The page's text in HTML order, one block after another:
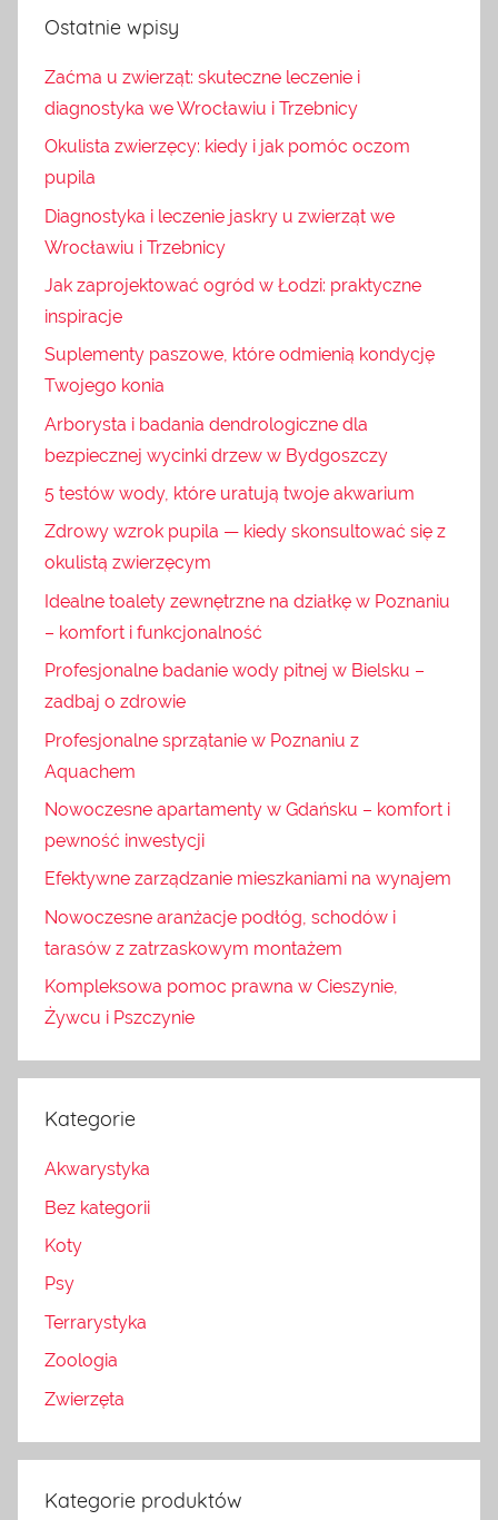
Ostatnie wpisy
Zaćma u zwierząt: skuteczne leczenie i
diagnostyka we Wrocławiu i Trzebnicy
Okulista zwierzęcy: kiedy i jak pomóc oczom
pupila
Diagnostyka i leczenie jaskry u zwierząt we
Wrocławiu i Trzebnicy
Jak zaprojektować ogród w Łodzi: praktyczne
inspiracje
Suplementy paszowe, które odmienią kondycję
Twojego konia
Arborysta i badania dendrologiczne dla
bezpiecznej wycinki drzew w Bydgoszczy
5 testów wody, które uratują twoje akwarium
Zdrowy wzrok pupila — kiedy skonsultować się z
okulistą zwierzęcym
Idealne toalety zewnętrzne na działkę w Poznaniu
– komfort i funkcjonalność
Profesjonalne badanie wody pitnej w Bielsku –
zadbaj o zdrowie
Profesjonalne sprzątanie w Poznaniu z
Aquachem
Nowoczesne apartamenty w Gdańsku – komfort i
pewność inwestycji
Efektywne zarządzanie mieszkaniami na wynajem
Nowoczesne aranżacje podłóg, schodów i
tarasów z zatrzaskowym montażem
Kompleksowa pomoc prawna w Cieszynie,
Żywcu i Pszczynie
Kategorie
Akwarystyka
Bez kategorii
Koty
Psy
Terrarystyka
Zoologia
Zwierzęta
Kategorie produktów